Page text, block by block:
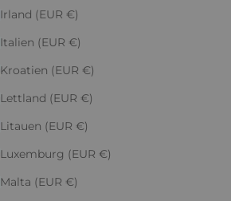
Irland (EUR €)
Italien (EUR €)
Kroatien (EUR €)
Lettland (EUR €)
Litauen (EUR €)
Luxemburg (EUR €)
Malta (EUR €)